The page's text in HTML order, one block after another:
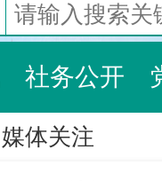
社务公开
媒体关注